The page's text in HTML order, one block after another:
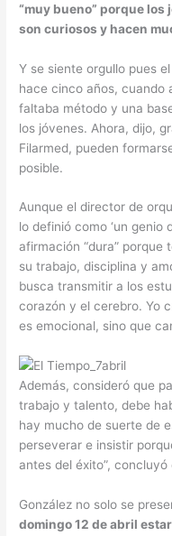
“muy bueno” porque los
son curiosos y hacen
Y se siente orgullo pues
hace cinco años, cuando
faltaba método y una
los jóvenes. Ahora, dijo,
Filarmed, pueden
posible.
Aunque el director de
lo definió como ‘un genio
afirmación “dura” porque
su trabajo, disciplina y
busca transmitir a los
corazón y el cerebro. Yo
es emocional, sino que
Además, consideró que
trabajo y talento, debe
hay mucho de suerte de
perseverar e insistir
antes del éxito”,
González no solo se
domingo 12 de abril